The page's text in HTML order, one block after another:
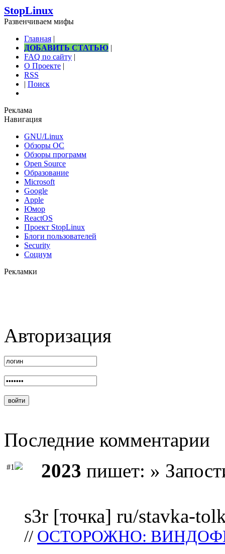
StopLinux
Развенчиваем мифы
Главная |
ДОБАВИТЬ СТАТЬЮ |
FAQ по сайту |
О Проекте |
RSS
| Поиск
Реклама
Навигация
GNU/Linux
Обзоры ОС
Обзоры программ
Open Source
Образование
Microsoft
Google
Apple
Юмор
ReactOS
Проект StopLinux
Блоги пользователей
Security
Социум
Рекламки
Авторизация
Последние комментарии
#1 2023 пишет: »
s3r [точка] ru/stavka-
// ОСТОРОЖНО: